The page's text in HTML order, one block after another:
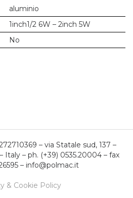
aluminio
1inch1/2 6W – 2inch 5W
No
– via Statale sud, 137 –
Italy – ph. (+39) 0535.20004 – fax
– info@polmac.it
& Cookie Policy